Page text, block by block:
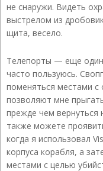
не снаружи. Видеть
выстрелом из
щита, весело.
Телепорты — еще
часто пользуюсь.
поменяться местами с
позволяют мне
прежде чем вернуться
также можете
когда я использовал
корпуса корабля, а
местами с целью